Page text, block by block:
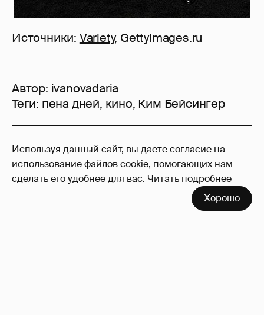
Используя данный сайт, вы даете согласие на
использование файлов cookie, помогающих нам
сделать его удобнее для вас. Читать подробнее
Хорошо
Источники: Variety, Gettyimages.ru
Автор: ivanovadaria
Теги: пена дней, кино, Ким Бейсингер
33
Войдите в аккаунт, чтобы читать и
оставлять комментарии